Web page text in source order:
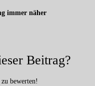
immer näher
Beitrag?
bewerten!